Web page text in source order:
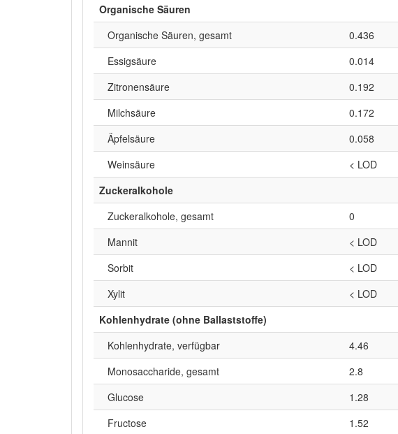
Organische Säuren
Organische Säuren, gesamt
0.436
Essigsäure
0.014
Zitronensäure
0.192
Milchsäure
0.172
Äpfelsäure
0.058
Weinsäure
< LOD
Zuckeralkohole
Zuckeralkohole, gesamt
0
Mannit
< LOD
Sorbit
< LOD
Xylit
< LOD
Kohlenhydrate (ohne Ballaststoffe)
Kohlenhydrate, verfügbar
4.46
Monosaccharide, gesamt
2.8
Glucose
1.28
Fructose
1.52